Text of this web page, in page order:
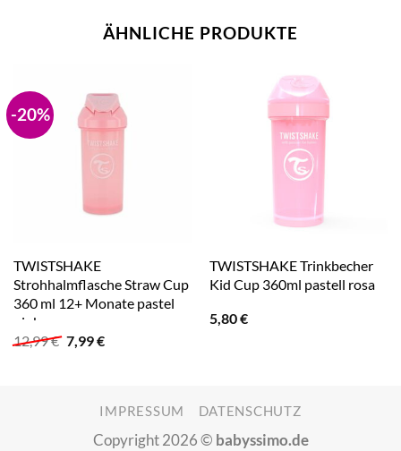
ÄHNLICHE PRODUKTE
-20%
TWISTSHAKE
Strohhalmflasche Straw Cup
360 ml 12+ Monate pastel
pink
12,99€ Ursprünglicher
Preis
7,99€Aktueller
TWISTSHAKE Trinkbecher
Kid Cup 360ml pastell rosa
5,80€
IMPRESSUM DATENSCHUTZ
Copyright 2026 © babyssimo.de